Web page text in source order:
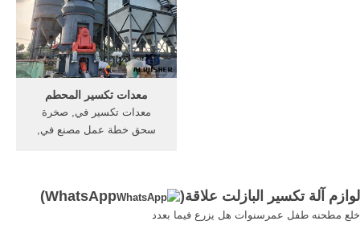
لملء الأسلوب في تحليل جدوى
جبس الألغام ;.
معدات تكسير المحطم
معدات تكسير في, صخرة
سحق خطة عمل مصنع في,
الحصاة ghm صخرة المطحنة
لسحق الحجارة وتجهيز مصنع
لوازم آلة تكسير البازلت علاقة( WhatsApp
)
خلع مطحنه طفل عمرسنوات هل يزرع فيما بعدد